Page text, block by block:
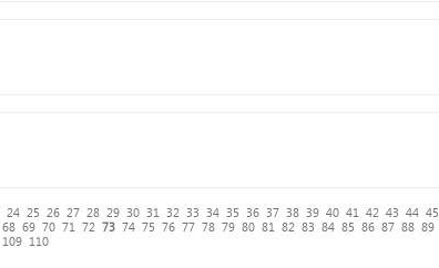
24 25 26 27 28 29 30 31 32 33 34 35 36 37 38 39 40 41 42 43 44 45
68 69 70 71 72 73 74 75 76 77 78 79 80 81 82 83 84 85 86 87 88 89
109 110